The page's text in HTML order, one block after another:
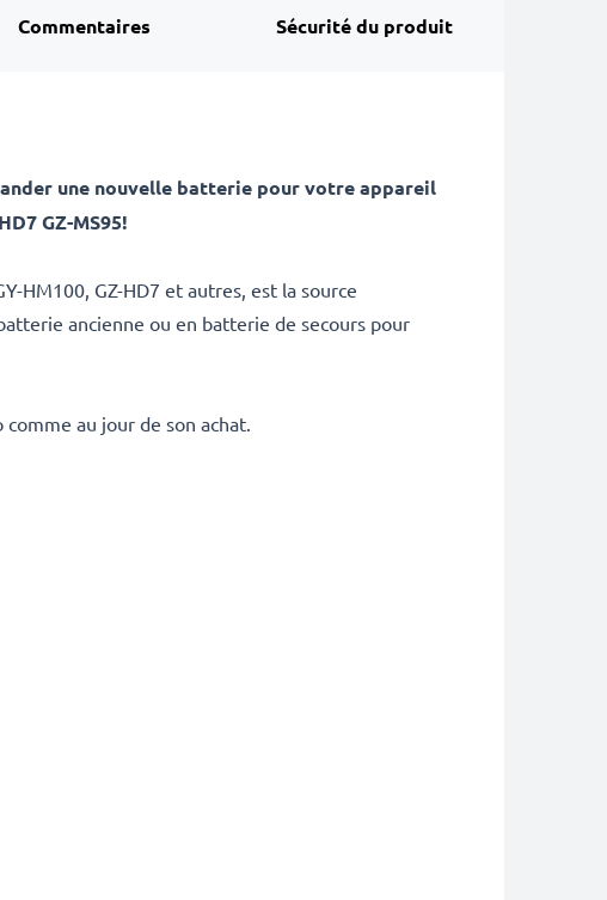
Commentaires Sécurité du produit
une nouvelle batterie pour votre appareil
GZ-MS95!
HM100, GZ-HD7 et autres, est la source
ancienne ou en batterie de secours pour
au jour de son achat.